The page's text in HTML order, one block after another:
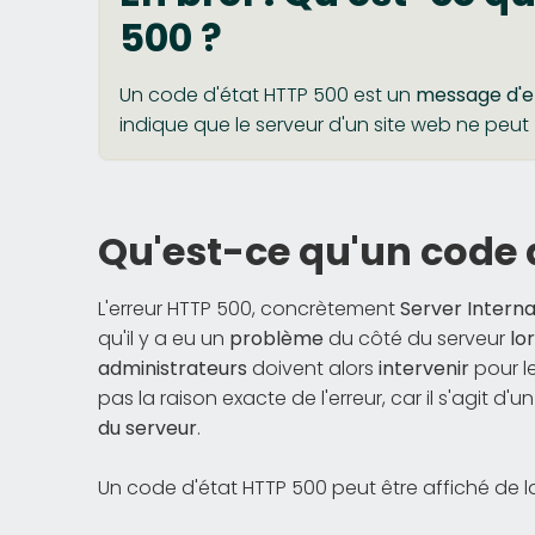
500 ?
Un code d'état HTTP 500 est un message
indique que le serveur d'un site web ne peut
Qu'est-ce qu'un code
L'erreur HTTP 500, concrètementServer
qu'il y a eu un problèmedu côté du serveur
administrateurs doivent alors intervenirpour
pas la raison exacte de l'erreur, car il s'agit
du serveur.
Un code d'état HTTP 500 peut être affiché de